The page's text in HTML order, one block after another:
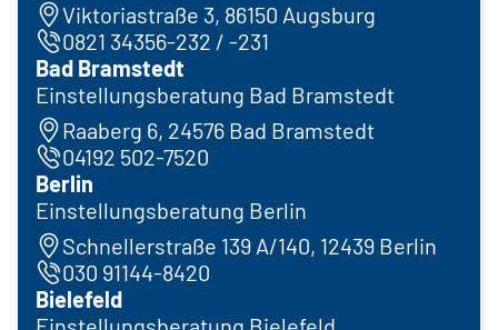
Viktoriastraße 3, 86150 Augsburg
0821 34356-232 / -231
Bad Bramstedt
Einstellungsberatung Bad Bramstedt
Raaberg 6, 24576 Bad Bramstedt
04192 502-7520
Berlin
Einstellungsberatung Berlin
Schnellerstraße 139 A/140, 12439 Berlin
030 91144-8420
Bielefeld